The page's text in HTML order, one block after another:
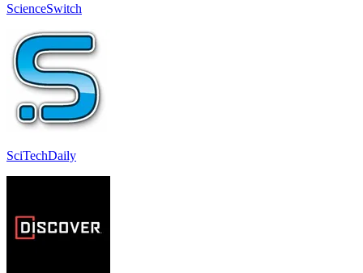
ScienceSwitch
SciTechDaily